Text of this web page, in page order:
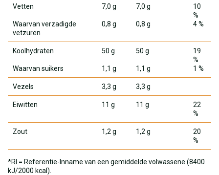
Vetten 7,0 g 7,0 g
10
%
Waarvan verzadigde
vetzuren
0,8 g 0,8 g 4 %
Koolhydraten 50 g 50 g
19
%
Waarvan suikers
1,1 g 1,1 g 1 %
Vezels 3,3 g 3,3 g
Eiwitten 11 g 11 g
22
%
Zout 1,2 g 1,2 g
20
%
*RI = Referentie-Inname van een gemiddelde volwassene (8400
kJ/2000 kcal).